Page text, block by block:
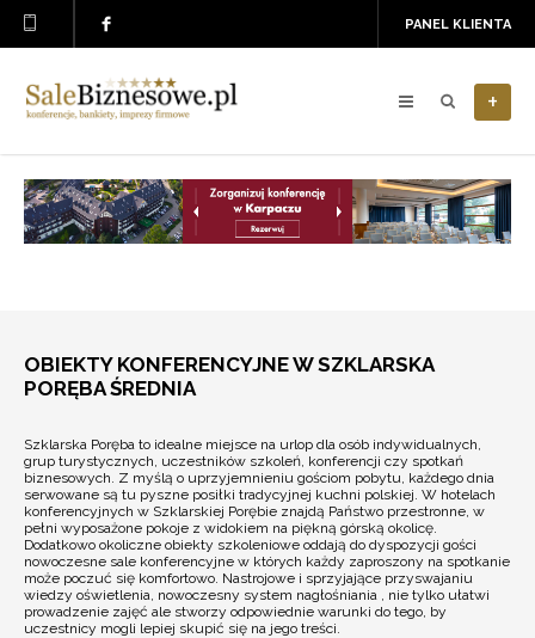
PANEL KLIENTA
+
OBIEKTY KONFERENCYJNE W SZKLARSKA
PORĘBA ŚREDNIA
Szklarska Poręba to idealne miejsce na urlop dla osób indywidualnych,
grup turystycznych, uczestników szkoleń, konferencji czy spotkań
biznesowych. Z myślą o uprzyjemnieniu gościom pobytu, każdego dnia
serwowane są tu pyszne posiłki tradycyjnej kuchni polskiej. W hotelach
konferencyjnych w Szklarskiej Porębie znajdą Państwo przestronne, w
pełni wyposażone pokoje z widokiem na piękną górską okolicę.
Dodatkowo okoliczne obiekty szkoleniowe oddają do dyspozycji gości
nowoczesne sale konferencyjne w których każdy zaproszony na spotkanie
może poczuć się komfortowo. Nastrojowe i sprzyjające przyswajaniu
wiedzy oświetlenia, nowoczesny system nagłośniania , nie tylko ułatwi
prowadzenie zajęć ale stworzy odpowiednie warunki do tego, by
uczestnicy mogli lepiej skupić się na jego treści.